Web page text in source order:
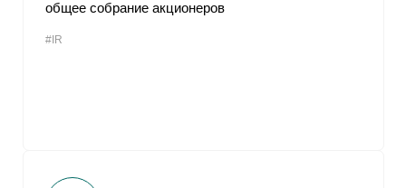
общее собрание акционеров
#IR